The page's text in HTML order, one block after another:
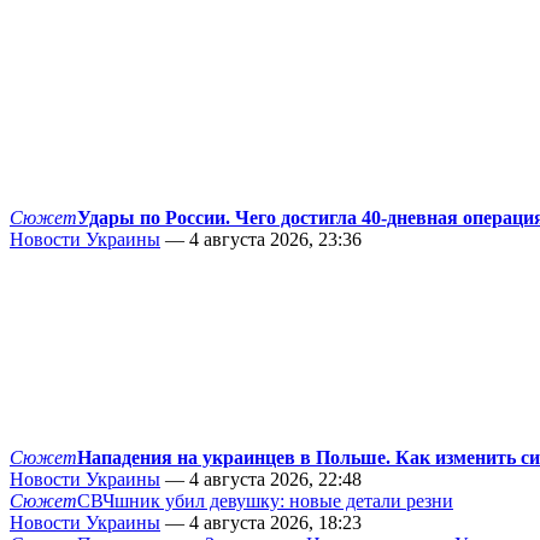
СюжетУдары по России. Чего достигла 40-дневная
Новости Украины — 4 августа 2026, 23:36
СюжетНападения на украинцев в Польше. Как изменить
Новости Украины — 4 августа 2026, 22:48
СюжетСВЧшник убил девушку: новые детали резни
Новости Украины — 4 августа 2026, 18:23